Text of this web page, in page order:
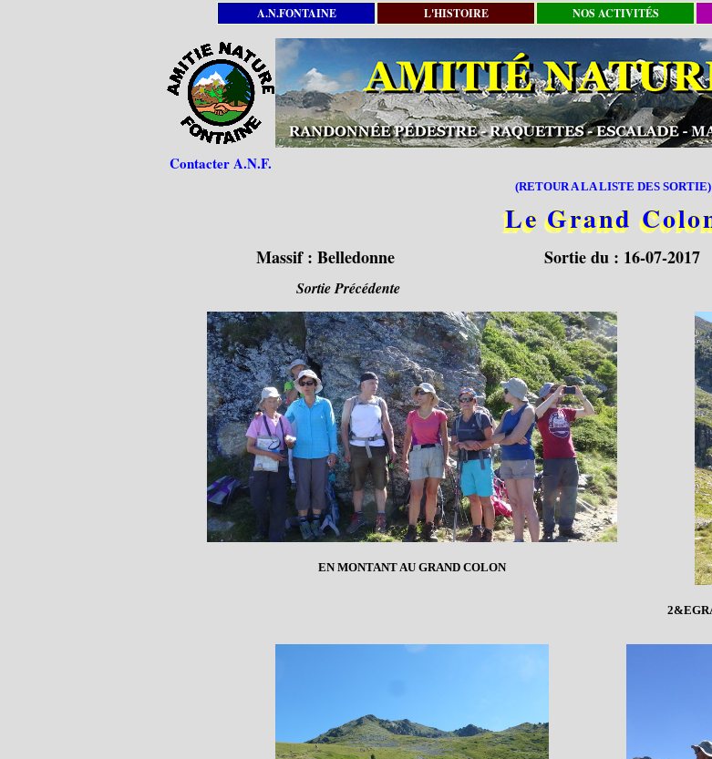
A.N.FONTAINE L'HISTOIRE NOS ACTIVITÉS
Contacter A.N.F.
(RETOUR A LA LISTE DES SORTIE)
Le Grand
Massif : Belledonne Sortie du : 16-07-2017
Sortie Précédente
EN MONTANT AU GRAND COLON